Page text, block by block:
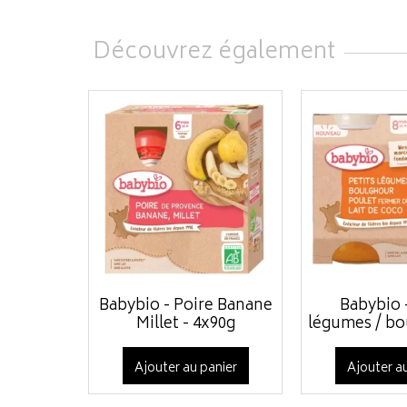
Découvrez également
Babybio - Poire Banane
Millet - 4x90g
Ajouter au panier
Babybio
légumes /
Ajouter